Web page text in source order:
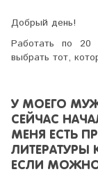
Добрый день!
Работать по
выбрать тот,
У МОЕГО
СЕЙЧАС
МЕНЯ ЕСТЬ
ЛИТЕРАТУРЫ
ЕСЛИ МОЖНО